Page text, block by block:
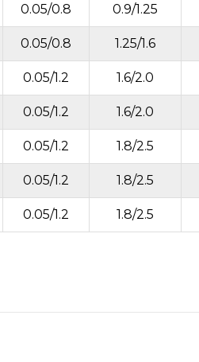
0.9/1.25
0.05/0.8
1.25/1.6
0.05/0.8
1.6/2.0
0.05/1.2
1.6/2.0
0.05/1.2
1.8/2.5
0.05/1.2
1.8/2.5
0.05/1.2
1.8/2.5
0.05/1.2